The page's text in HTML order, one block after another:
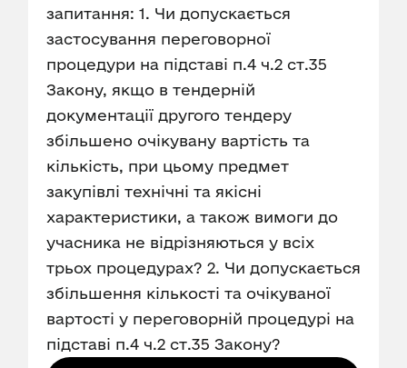
запитання: 1. Чи допускається
застосування переговорної
процедури на підставі п.4 ч.2 ст.35
Закону, якщо в тендерній
документації другого тендеру
збільшено очікувану вартість та
кількість, при цьому предмет
закупівлі технічні та якісні
характеристики, а також вимоги до
учасника не відрізняються у всіх
трьох процедурах? 2. Чи допускається
збільшення кількості та очікуваної
вартості у переговорній процедурі на
підставі п.4 ч.2 ст.35 Закону?